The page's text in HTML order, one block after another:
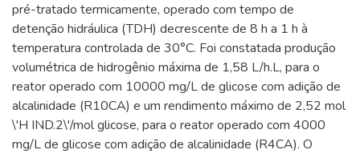
pré-tratado termicamente, operado com tempo de
detenção hidráulica (TDH) decrescente de 8 h a 1 h à
temperatura controlada de 30°C. Foi constatada produção
volumétrica de hidrogênio máxima de 1,58 L/h.L, para o
reator operado com 10000 mg/L de glicose com adição de
alcalinidade (R10CA) e um rendimento máximo de 2,52 mol
\'H IND.2\'/mol glicose, para o reator operado com 4000
mg/L de glicose com adição de alcalinidade (R4CA). O